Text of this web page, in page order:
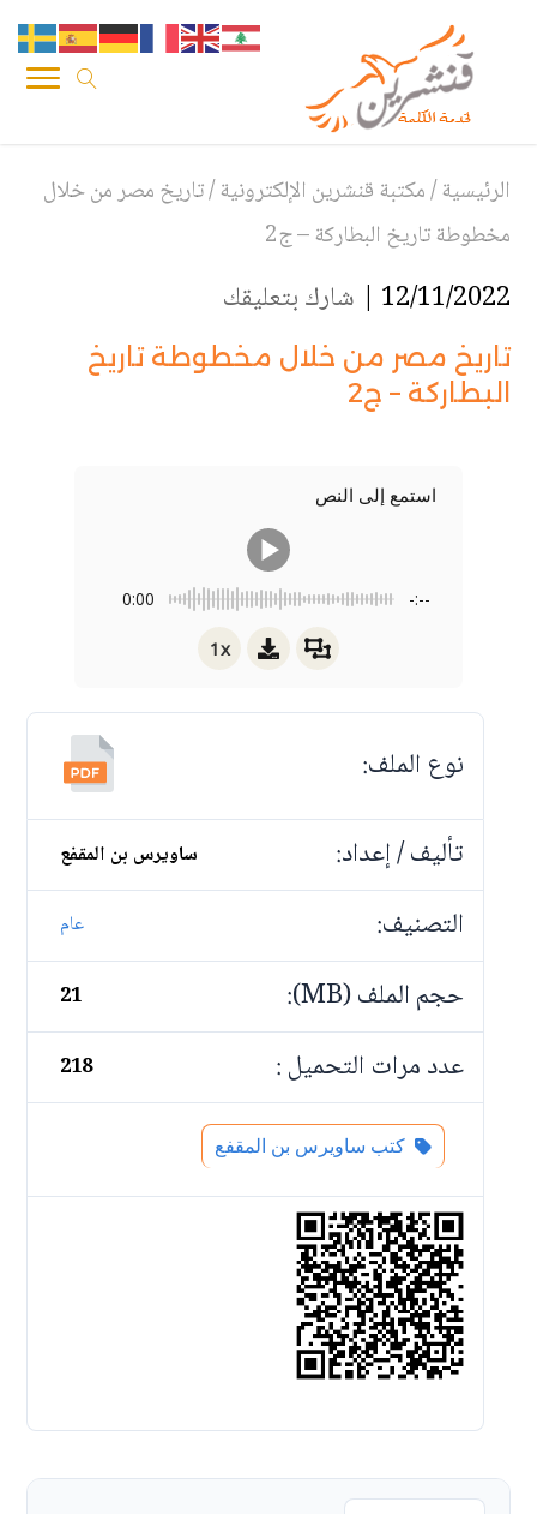
الرئيسية/مكتبة قنشرين الإلكترونية/تاريخ مصر من خلال
مخطوطة تاريخ البطاركة – ج2
12/11/2022 | شارك بتعليقك
تاريخ مصر من خلال مخطوطة تاريخ
البطاركة – ج2
استمع إلى النص
0:00 -:--
1x
نوع الملف:
تأليف / إعداد:
ساويرس بن المقفع
التصنيف: عام
حجم الملف (MB): 21
عدد مرات التحميل : 218
كتب ساويرس بن المقفع